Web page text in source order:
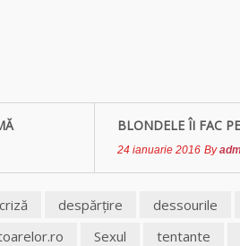
BLONDELE ÎI FAC
24 ianuarie 2016 By
criză despărţire dessourile
Sexul tentante